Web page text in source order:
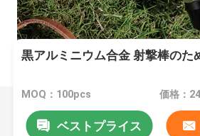
黒アルミニウム合金 射撃棒のた
MOQ：100pcs 価格：
ベストプライス